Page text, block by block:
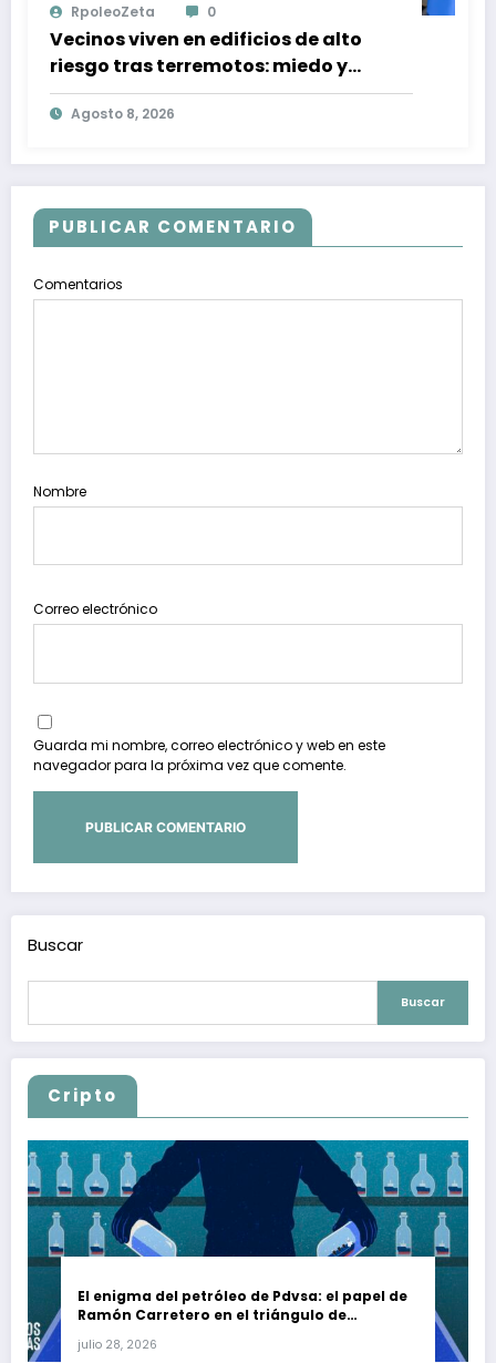
RpoleoZeta 0
Vecinos viven en edificios de alto
riesgo tras terremotos: miedo y
resiliència en Caracas
Agosto 8, 2026
PUBLICAR COMENTARIO
Comentarios
Nombre
Correo electrónico
Guarda mi nombre, correo electrónico y web en este
navegador para la próxima vez que comente.
Buscar
Buscar
Cripto
El enigma del petróleo de Pdvsa: el papel de
Ramón Carretero en el triángulo de
julio 28, 2026